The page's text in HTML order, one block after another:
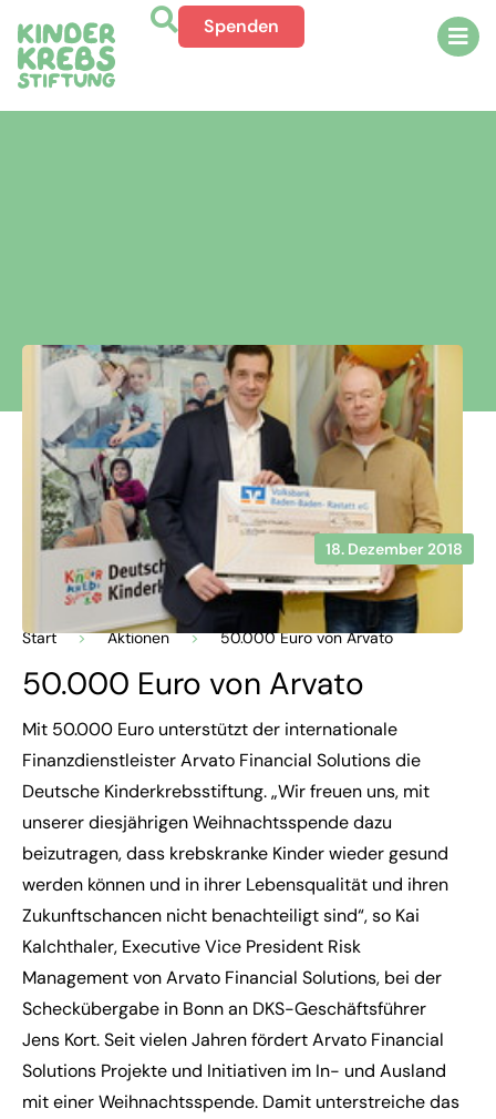
Spenden
18. Dezember 2018
Start > Aktionen > 50.000 Euro von Arvato
50.000 Euro von Arvato
Mit 50.000 Euro unterstützt der internationale
Finanzdienstleister Arvato Financial Solutions die
Deutsche Kinderkrebsstiftung. „Wir freuen uns, mit
unserer diesjährigen Weihnachtsspende dazu
beizutragen, dass krebskranke Kinder wieder gesund
werden können und in ihrer Lebensqualität und ihren
Zukunftschancen nicht benachteiligt sind“, so Kai
Kalchthaler, Executive Vice President Risk
Management von Arvato Financial Solutions, bei der
Scheckübergabe in Bonn an DKS-Geschäftsführer
Jens Kort. Seit vielen Jahren fördert Arvato Financial
Solutions Projekte und Initiativen im In- und Ausland
mit einer Weihnachtsspende. Damit unterstreiche das